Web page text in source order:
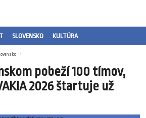
SLOVENSKO KULTÚRA
pobeží 100 tímov,
2026 štartuje už